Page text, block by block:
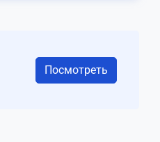
Посмотреть